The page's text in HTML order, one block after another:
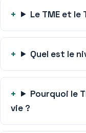
Le TME et le
Quel est le
Pourquoi le
vie ?